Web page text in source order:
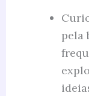
pela